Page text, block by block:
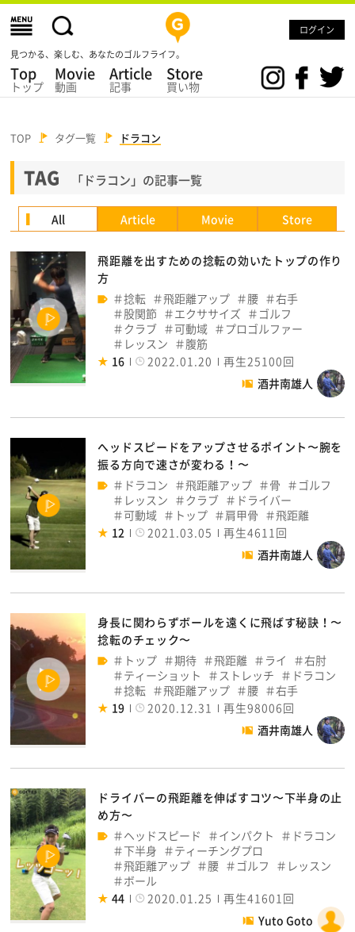
ログイン
見つかる、楽しむ、あなたのゴルフライフ。
Top
トップ
Movie
動画
Article
記事
Store
買い物
TOP タグ一覧 ドラコン
TAG 「ドラコン」の記事一覧
All Article Movie Store
飛距離を出すための捻転の効いたトップの作り
方
捻転
飛距離アップ 腰
右手
股関節
エクササイズ
ゴルフ
クラブ
可動域
プロゴルファー
レッスン
腹筋
16
2022.01.20
再生25100回
酒井南雄人
へッドスピードをアップさせるポイント〜腕を
振る方向で速さが変わる！〜
ドラコン
飛距離アップ 骨
ゴルフ
レッスン
クラブ
ドライバー
可動域
トップ 肩甲骨
飛距離
12
2021.03.05
再生4611回
酒井南雄人
身長に関わらずボールを遠くに飛ばす秘訣！〜
捻転のチェック〜
トップ
期待 飛距離 ライ
右肘
ティーショット
ストレッチ
ドラコン
捻転
飛距離アップ 腰
右手
19
2020.12.31
再生98006回
酒井南雄人
ドライバーの飛距離を伸ばすコツ〜下半身の止
め方〜
ヘッドスピード
インパクト
ドラコン
下半身
ティーチングプロ
飛距離アップ
腰 ゴルフ
レッスン
ボール
44
2020.01.25
再生41601回
Yuto Goto